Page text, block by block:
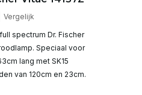
Vergelijk
spectrum Dr. Fischer
Speciaal voor
lang met SK15
van 120cm en 23cm.